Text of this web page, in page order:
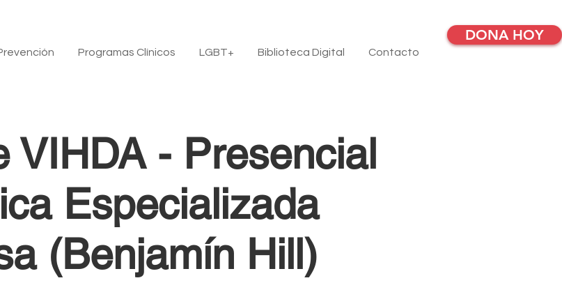
Programas Clínicos LGBT+ Biblioteca Digital Contacto
DONA HOY
VIHDA - Presencial
Especializada
(Benjamín Hill)